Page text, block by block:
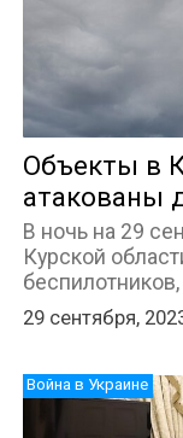
Объекты в
атакованы
В ночь на 29
Курской
29 сентября,
Война в Украине